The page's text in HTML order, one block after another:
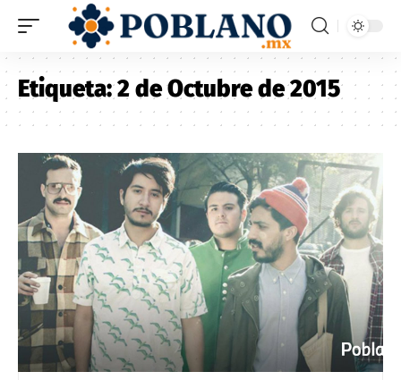
Etiqueta:2 de Octubre de 2015